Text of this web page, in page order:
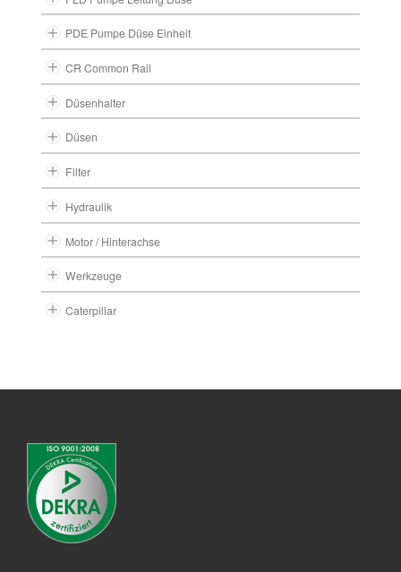
PDE Pumpe Düse Einheit
CR Common Rail
Düsenhalter
Düsen
Filter
Hydraulik
Motor / Hinterachse
Werkzeuge
Caterpillar